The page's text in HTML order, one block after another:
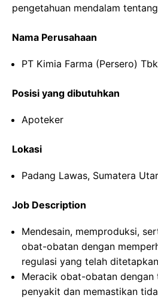
pengetahuan mendalam
Nama Perusahaan
PT Kimia Farma (Persero) Tbk
Posisi yang dibutuhkan
Apoteker
Lokasi
Padang Lawas, Sumatera
Job Description
Mendesain, memproduksi,
obat-obatan dengan
regulasi yang telah
Meracik obat-obatan dengan
penyakit dan memastikan